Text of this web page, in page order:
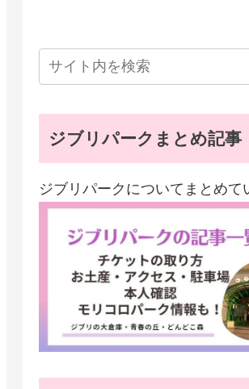
ジブリパークまとめ記事
ジブリパークについてまとめて